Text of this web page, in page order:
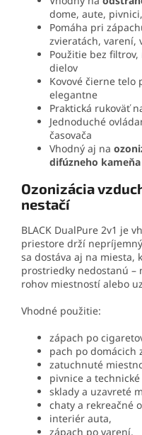
dome, aute,
Pomáha pri
zvieratách, varení,
Použitie bez
dielov
Kovové čierne telo
elegantne
Praktická rukoväť
Jednoduché
časovača
Vhodný aj na
difúzneho kameňa
Ozonizácia
nestačí
BLACK DualPure 2v1 je
priestore drží
sa dostáva aj na miesta,
prostriedky nedostanú
rohov miestností alebo
Vhodné použitie:
zápach po
pach po domácich
zatuchnuté
pivnice a
sklady a uzavreté
chaty a rekreačné
interiér auta,
zápach po varení,